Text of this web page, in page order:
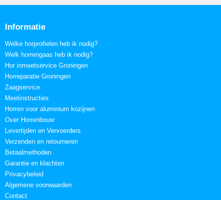
Informatie
Welke horprofielen heb ik nodig?
Welk horrengaas heb ik nodig?
Hor inmeetservice Groningen
Horreparatie Groningen
Zaagservice
Meetinstructies
Horren voor aluminium kozijnen
Over Horrenbouw
Levertijden en Vervoerders
Verzenden en retourneren
Betaalmethoden
Garantie en klachten
Privacybeleid
Algemene voorwaarden
Contact